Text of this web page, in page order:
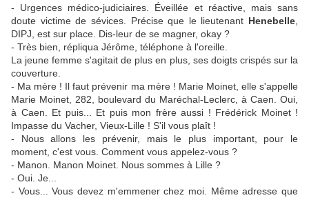
- Urgences médico-judiciaires. Éveillée et réactive, mais sans
doute victime de sévices. Précise que le lieutenant Henebelle
DIPJ, est sur place. Dis-leur de se magner, okay ?
- Très bien, répliqua Jérôme, téléphone à l'oreille.
La jeune femme s'agitait de plus en plus, ses doigts crispés sur la
couverture.
- Ma mère ! Il faut prévenir ma mère ! Marie Moinet, elle s'appelle
Marie Moinet, 282, boulevard du Maréchal-Leclerc, à Caen. Oui,
à Caen. Et puis... Et puis mon frère aussi ! Frédérick Moinet !
Impasse du Vacher, Vieux-Lille ! S'il vous plaît !
- Nous allons les prévenir, mais le plus important, pour le
moment, c'est vous. Comment vous appelez-vous ?
- Manon. Manon Moinet. Nous sommes à Lille ?
- Oui. Je...
- Vous... Vous devez m'emmener chez moi. Même adresse que